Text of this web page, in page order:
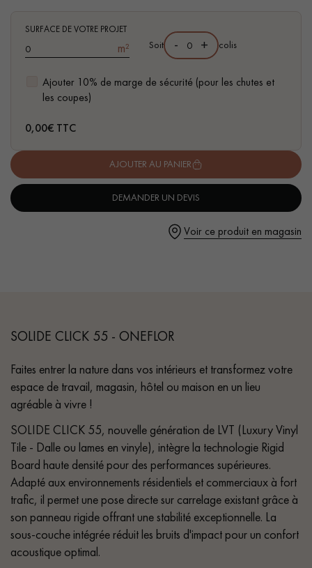
Un expert Décoplus Parquets vous appelle
Demandez un rendez-vous personnalisé
SURFACE DE VOTRE PROJET
m²
Ajouter 10% de marge de sécurité (pour les chutes et
les coupes)
Soit - + colis
0,00€ TTC
AJOUTER AU PANIER
DEMANDER UN DEVIS
Voir ce produit en magasin
SOLIDE CLICK 55 - ONEFLOR
Faites entrer la nature dans vos intérieurs et transformez votre
espace de travail, magasin, hôtel ou maison en un lieu
agréable à vivre !
SOLIDE CLICK 55, nouvelle génération de LVT (Luxury Vinyl
Tile - Dalle ou lames en vinyle), intègre la technologie Rigid
Board haute densité pour des performances supérieures.
Adapté aux environnements résidentiels et commerciaux à fort
trafic, il permet une pose directe sur carrelage existant grâce à
son panneau rigide offrant une stabilité exceptionnelle. La
sous-couche intégrée réduit les bruits d'impact pour un confort
acoustique optimal.